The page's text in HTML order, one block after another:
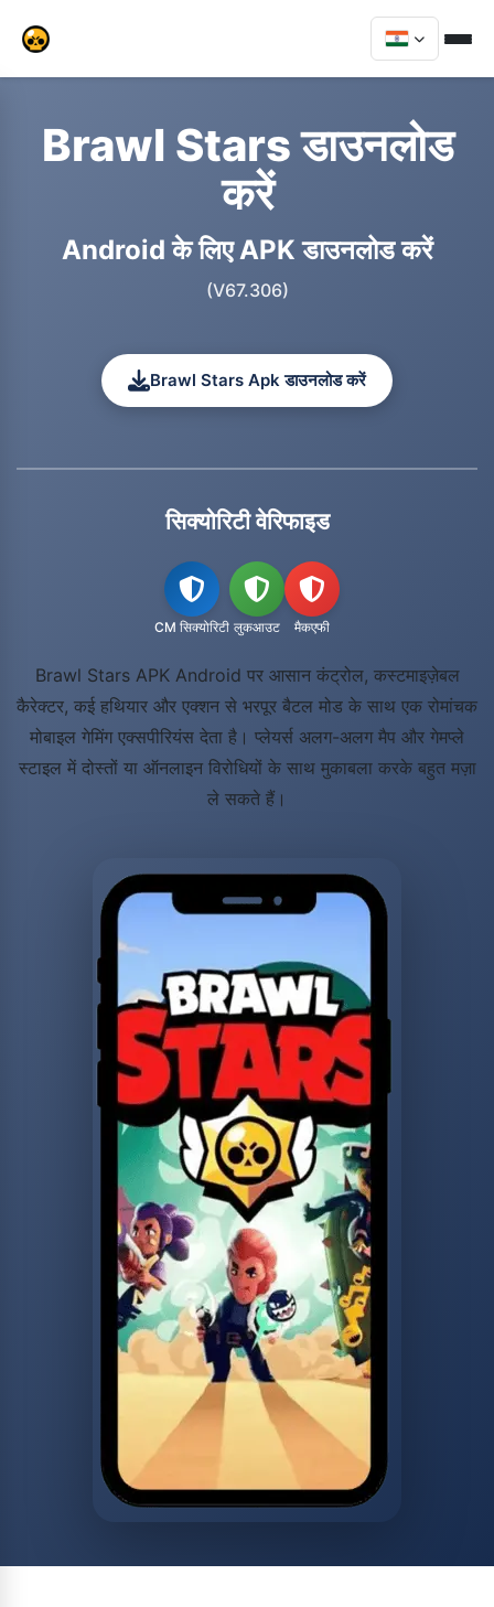
Brawl Stars डाउनलोड
करें
Android के लिए APK डाउनलोड करें
(V67.306)
Brawl Stars Apk डाउनलोड करें
सिक्योरिटी वेरिफाइड
CM सिक्योरिटी लुकआउट मैकएफी
Brawl Stars APK Android पर आसान कंट्रोल, कस्टमाइज़ेबल
कैरेक्टर, कई हथियार और एक्शन से भरपूर बैटल मोड के साथ एक रोमांचक
मोबाइल गेमिंग एक्सपीरियंस देता है। प्लेयर्स अलग-अलग मैप और गेमप्ले
स्टाइल में दोस्तों या ऑनलाइन विरोधियों के साथ मुकाबला करके बहुत मज़ा
ले सकते हैं।